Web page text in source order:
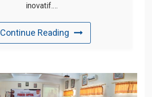
inovatif.…
Continue Reading